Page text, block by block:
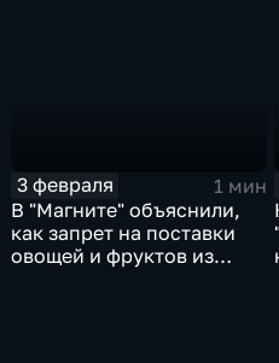
3 февраля
1 мин
В "Магните" объяснили,
как запрет на поставки
овощей и фруктов из